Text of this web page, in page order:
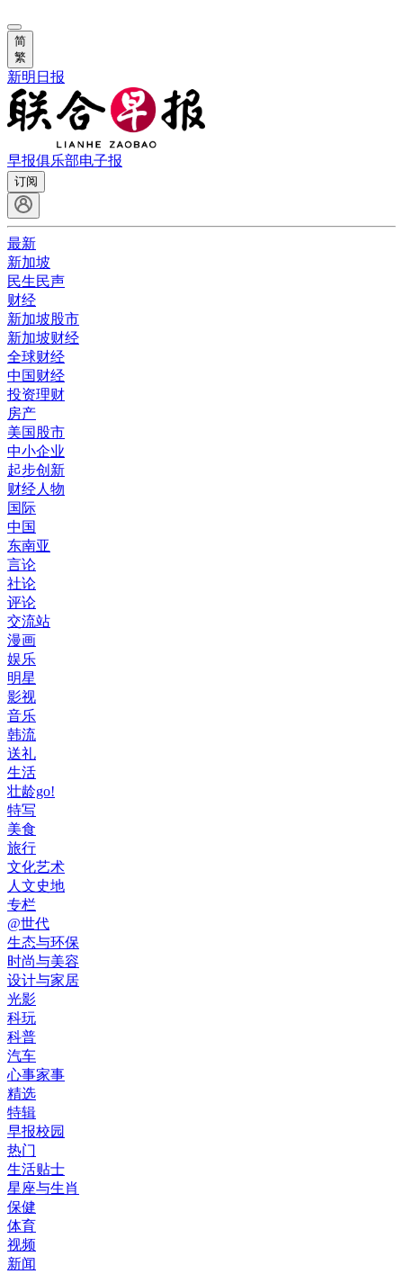
简
繁
新明日报
早报俱乐部电子报
订阅
最新
新加坡
民生民声
财经
新加坡股市
新加坡财经
全球财经
中国财经
投资理财
房产
美国股市
中小企业
起步创新
财经人物
国际
中国
东南亚
言论
社论
评论
交流站
漫画
娱乐
明星
影视
音乐
韩流
送礼
生活
壮龄go!
特写
美食
旅行
文化艺术
人文史地
专栏
@世代
生态与环保
时尚与美容
设计与家居
光影
科玩
科普
汽车
心事家事
精选
特辑
早报校园
热门
生活贴士
星座与生肖
保健
体育
视频
新闻